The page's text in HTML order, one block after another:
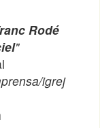
Rodé
"
igrej